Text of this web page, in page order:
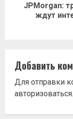
Следующая
JPMorgan:
ждут
Добавить
Для отправки
авторизоваться.